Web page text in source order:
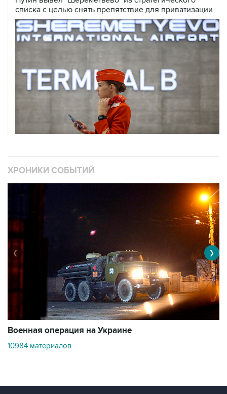
списка с целью снять препятствие для приватизации
ХРОНИКИ СОБЫТИЙ
Военная операция на Украине
10984 материалов
❮ ❯